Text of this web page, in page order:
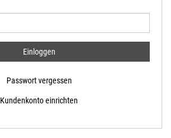
Passwort vergessen
Kundenkonto einrichten